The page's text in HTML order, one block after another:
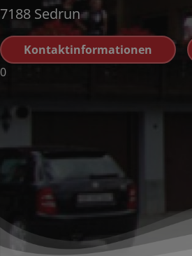
7188 Sedrun
Kontaktinformationen
0